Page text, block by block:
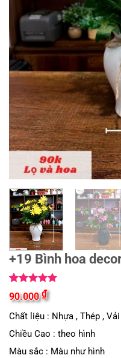
+19 Bình hoa
5trên 5
dựa trên
1
đánh giá
90.000₫
Chất liệu : Nhựa , Thép ,
Chiều Cao : theo hình
Màu sắc : Màu như hình